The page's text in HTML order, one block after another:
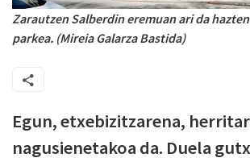
Zarautzen Salberdin eremuan ari da
parkea. (Mireia Galarza Bastida)
Egun, etxebizitzarena,
nagusienetakoa da. Duela